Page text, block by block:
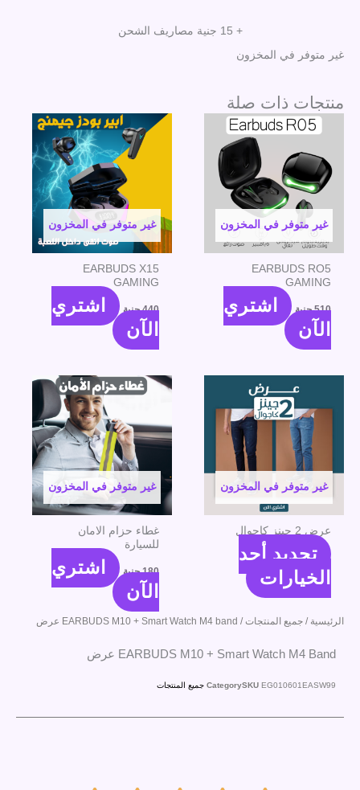
+ 15 جنية مصاريف الشحن
غير متوفر في المخزون
منتجات ذات صلة
غير متوفر في المخزون
EARBUDS RO5
GAMING
510 جنية
اشتري
الآن
غير متوفر في المخزون
EARBUDS X15
GAMING
440 جنية
اشتري
الآن
غير متوفر في المخزون
عرض 2 جينز كاجوال
تحديد أحد
الخيارات
من
الأشكال
المختلفة
لهذا
المنتج.
يمكن
على
المنتج
غير متوفر في المخزون
غطاء حزام الامان
للسيارة
180 جنية
اشتري
الآن
الرئيسية / جميع المنتجات/ EARBUDS M10 + Smart Watch M4 band عرض
EARBUDS M10 + Smart Watch M4 Band عرض
SKU EG010601EASW99
Category جميع المنتجات